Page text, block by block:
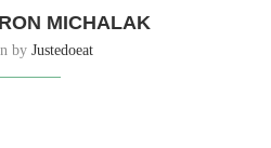
MICHALAK
by Justedoeat